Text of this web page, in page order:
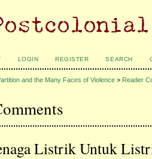
LOGIN REGISTER SEARCH
and the Many Faces of Violence > Reader
Listrik Untuk